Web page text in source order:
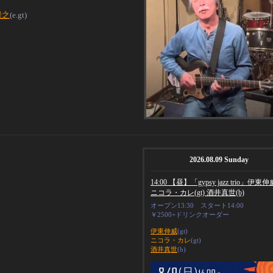
(e.gt)
2026.08.09 Sunday
14:00 【昼】「gypsy jazz trio」伊東伸
ニコラ・カレ(gt) 酒井真世(b)
オープン13:30 スタート14:00
￥2500+ドリンクオーダー
伊東伸威(gt)
ニコラ・カレ(gt)
酒井真世(b)